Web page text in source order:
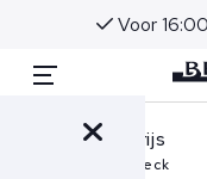
Voor
Sease Trui Grijs
Waffle Round Neck